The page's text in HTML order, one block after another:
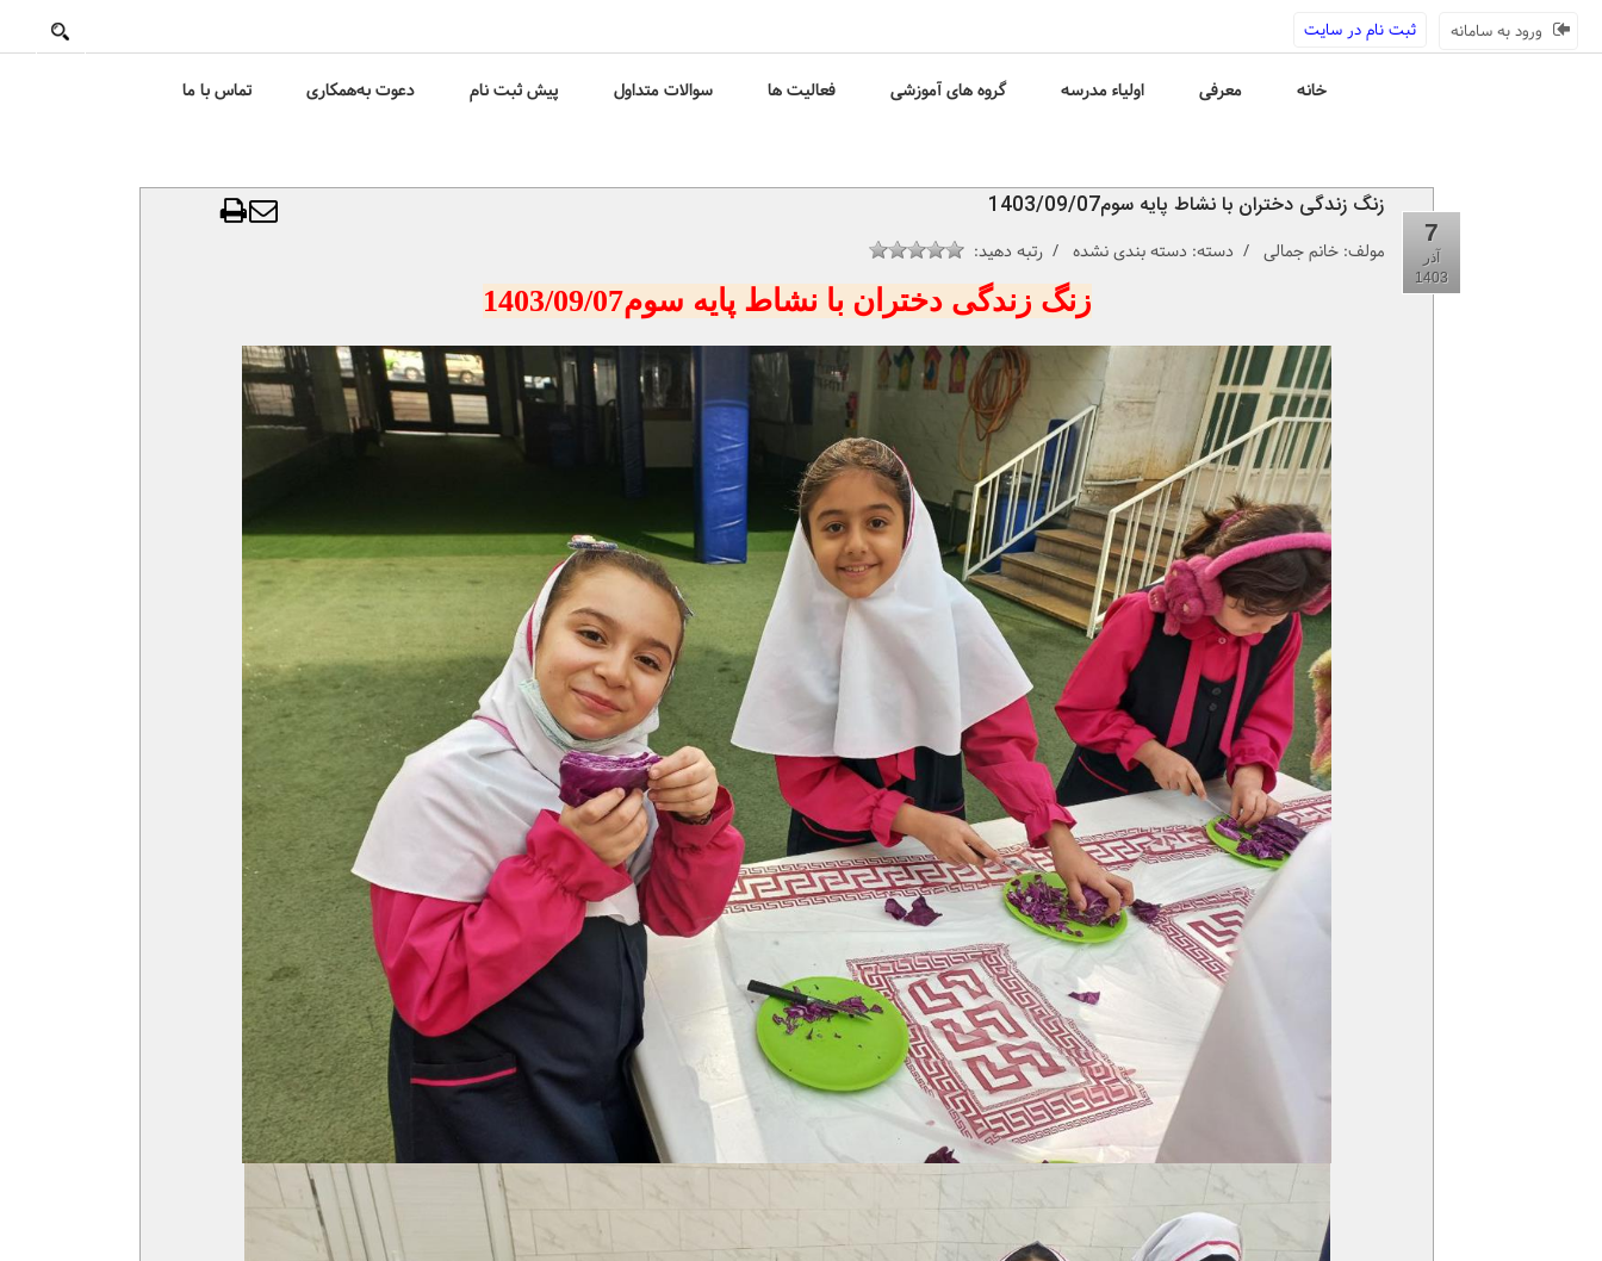
ورود به سامانه ثبت نام در سایت
خانه معرفی اولیاء مدرسه گروه های آموزشی فعالیت ها سوالات متداول پیش ثبت نام دعوت به‌همکاری تماس با ما
7
آذر
1403
زنگ زندگی دختران با نشاط پایه سوم1403/09/07
مولف: خانم جمالی / دسته: دسته بندی نشده / رتبه دهید:
زنگ زندگی دختران با نشاط پایه سوم1403/09/07